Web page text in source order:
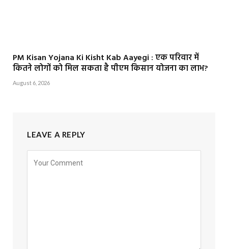
PM Kisan Yojana Ki Kisht Kab Aayegi : एक परिवार में
कितने लोगों को मिल सकता है पीएम किसान योजना का लाभ?
August 6, 2026
LEAVE A REPLY